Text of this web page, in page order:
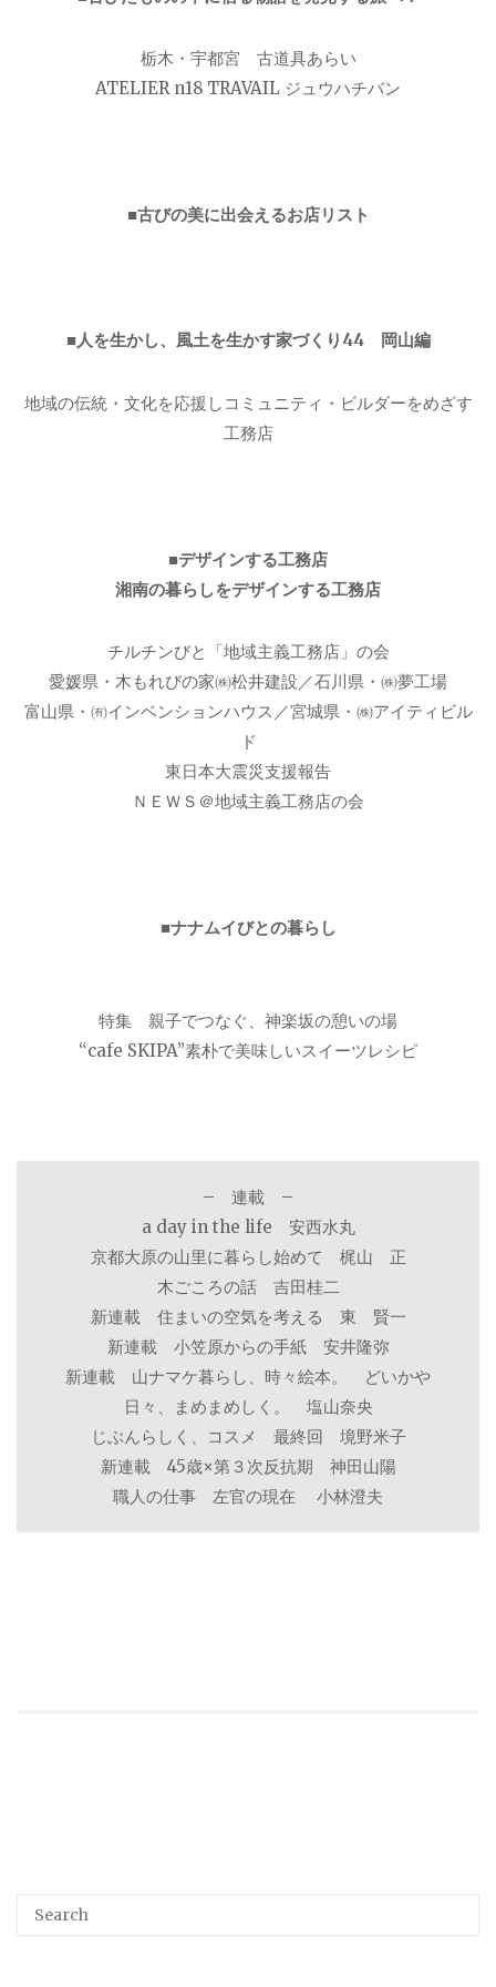
栃木・宇都宮 古道具あらい
ATELIER n18 TRAVAIL ジュウハチバン
■古びの美に出会えるお店リスト
■人を生かし、風土を生かす家づくり44 岡山編
地域の伝統・文化を応援しコミュニティ・ビルダーをめざす
工務店
■デザインする工務店
湘南の暮らしをデザインする工務店
チルチンびと「地域主義工務店」の会
愛媛県・木もれびの家㈱松井建設／石川県・㈱夢工場
富山県・㈲インベンションハウス／宮城県・㈱アイティビル
ド
東日本大震災支援報告
ＮＥＷＳ＠地域主義工務店の会
■ナナムイびとの暮らし
特集 親子でつなぐ、神楽坂の憩いの場
“cafe SKIPA”素朴で美味しいスイーツレシピ
– 連載 –
a day in the life 安西水丸
京都大原の山里に暮らし始めて 梶山 正
木ごころの話 吉田桂二
新連載 住まいの空気を考える 東 賢一
新連載 小笠原からの手紙 安井隆弥
新連載 山ナマケ暮らし、時々絵本。 どいかや
日々、まめまめしく。 塩山奈央
じぶんらしく、コスメ 最終回 境野米子
新連載 45歳×第３次反抗期 神田山陽
職人の仕事 左官の現在 小林澄夫